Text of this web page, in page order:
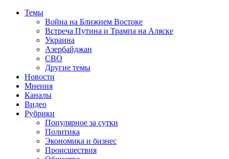
Темы
Война на Ближнем Востоке
Встреча Путина и Трампа на Аляске
Украина
Азербайджан
СВО
Другие темы
Новости
Мнения
Каналы
Видео
Рубрики
Популярное за сутки
Политика
Экономика и бизнес
Происшествия